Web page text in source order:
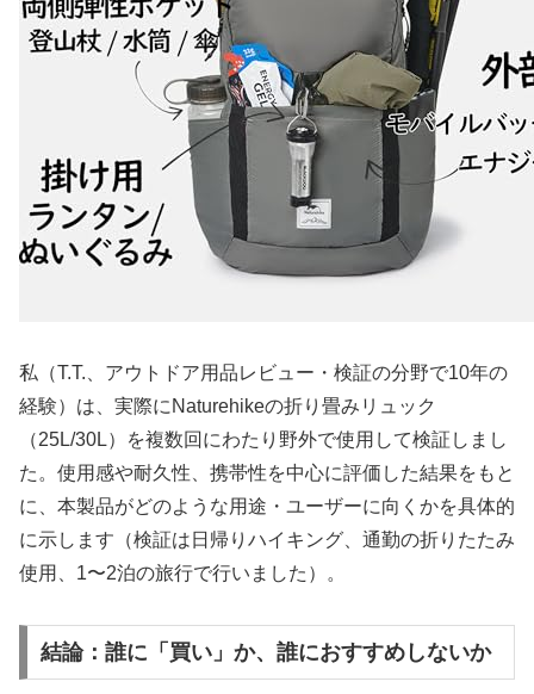
私（T.T.、アウトドア用品レビュー・検証の分野で10年の
経験）は、実際にNaturehikeの折り畳みリュック
（25L/30L）を複数回にわたり野外で使用して検証しまし
た。使用感や耐久性、携帯性を中心に評価した結果をもと
に、本製品がどのような用途・ユーザーに向くかを具体的
に示します（検証は日帰りハイキング、通勤の折りたたみ
使用、1〜2泊の旅行で行いました）。
結論：誰に「買い」か、誰におすすめしないか